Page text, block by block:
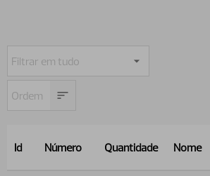
Id Número Quantidade Nome